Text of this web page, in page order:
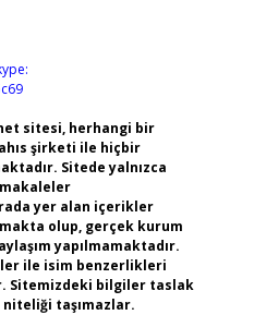
sitesi, herhangi bir
şirketi ile hiçbir
Sitede yalnızca
makaleler
yer alan içerikler
olup, gerçek kurum
yapılmamaktadır.
ile isim benzerlikleri
Sitemizdeki bilgiler taslak
taşımazlar.